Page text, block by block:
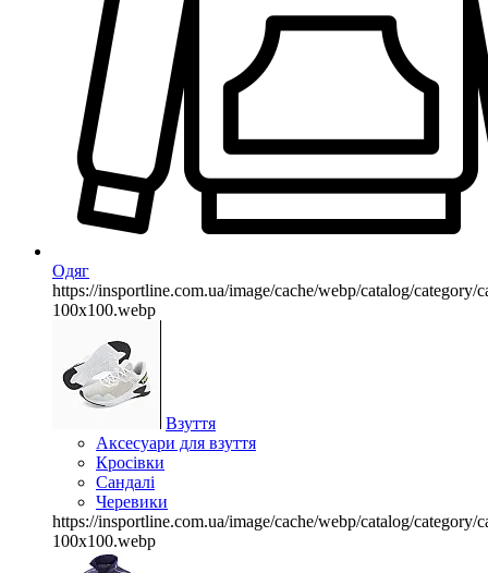
Одяг
https://insportline.com.ua/image/cache/webp/catalog/category/
100x100.webp
Взуття
Аксесуари для взуття
Кросівки
Сандалі
Черевики
https://insportline.com.ua/image/cache/webp/catalog/category/
100x100.webp